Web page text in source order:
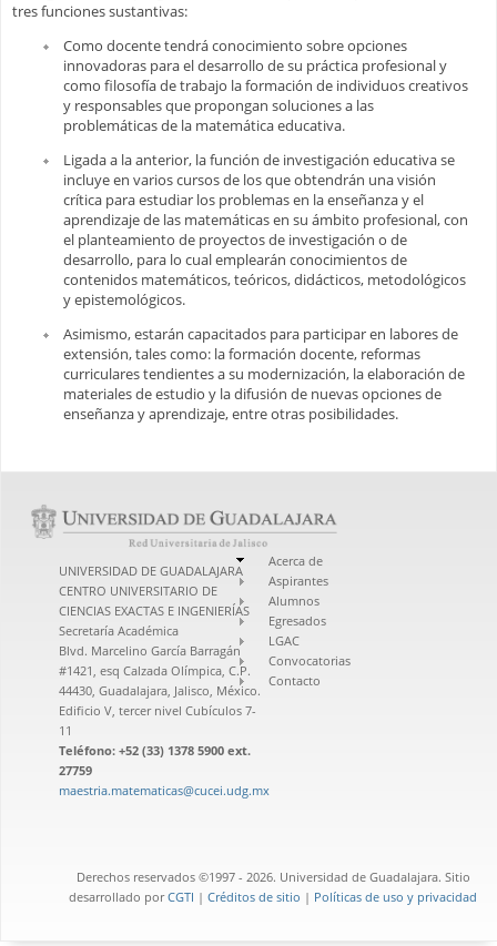
tres funciones sustantivas:
Como docente tendrá conocimiento sobre opciones
innovadoras para el desarrollo de su práctica profesional y
como filosofía de trabajo la formación de individuos creativos
y responsables que propongan soluciones a las
problemáticas de la matemática educativa.
Ligada a la anterior, la función de investigación educativa se
incluye en varios cursos de los que obtendrán una visión
crítica para estudiar los problemas en la enseñanza y el
aprendizaje de las matemáticas en su ámbito profesional, con
el planteamiento de proyectos de investigación o de
desarrollo, para lo cual emplearán conocimientos de
contenidos matemáticos, teóricos, didácticos, metodológicos
y epistemológicos.
Asimismo, estarán capacitados para participar en labores de
extensión, tales como: la formación docente, reformas
curriculares tendientes a su modernización, la elaboración de
materiales de estudio y la difusión de nuevas opciones de
enseñanza y aprendizaje, entre otras posibilidades.
UNIVERSIDAD DE GUADALAJARA
CENTRO UNIVERSITARIO DE
CIENCIAS EXACTAS E INGENIERÍAS
Secretaría Académica
Blvd. Marcelino García Barragán
#1421, esq Calzada Olímpica, C.P.
44430, Guadalajara, Jalisco, México.
Edificio V, tercer nivel Cubículos 7-
11
Teléfono: +52 (33) 1378 5900 ext.
27759
maestria.matematicas@cucei.udg.mx
Acerca de
Aspirantes
Alumnos
Egresados
LGAC
Convocatorias
Contacto
Derechos reservados ©1997 - 2026. Universidad de Guadalajara. Sitio
desarrollado porCGTI | Créditos de sitio | Políticas de uso y privacidad